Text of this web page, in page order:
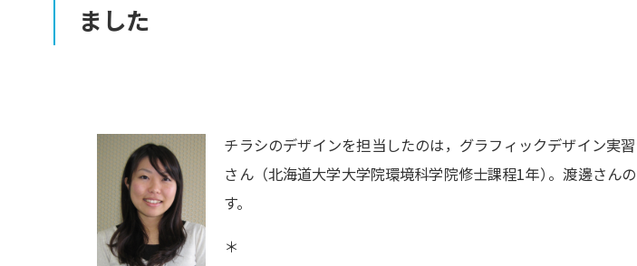
ました
チラシのデザインを担当したのは，グラフィックデザイン実
さん（北海道大学大学院環境科学院修士課程1年） 。渡邊さん
す。
＊